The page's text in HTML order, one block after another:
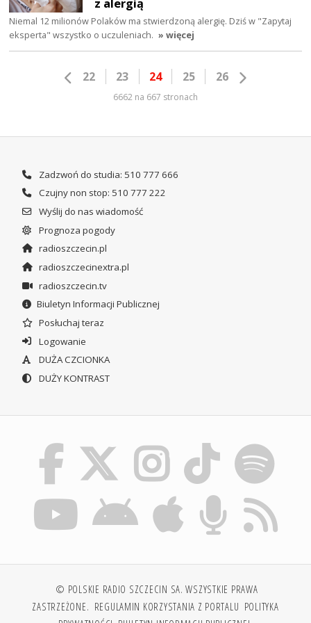
z alergią
Niemal 12 milionów Polaków ma stwierdzoną alergię. Dziś w "Zapytaj
eksperta" wszystko o uczuleniach. » więcej
22 23 24 25 26
6662 na 667 stronach
Zadzwoń do studia: 510 777 666
Czujny non stop: 510 777 222
Wyślij do nas wiadomość
Prognoza pogody
radioszczecin.pl
radioszczecinextra.pl
radioszczecin.tv
Biuletyn Informacji Publicznej
Posłuchaj teraz
Logowanie
DUŻA CZCIONKA
DUŻY KONTRAST
© POLSKIE RADIO SZCZECIN SA. WSZYSTKIE PRAWA
ZASTRZEŻONE. REGULAMIN KORZYSTANIA Z PORTALU POLITYKA